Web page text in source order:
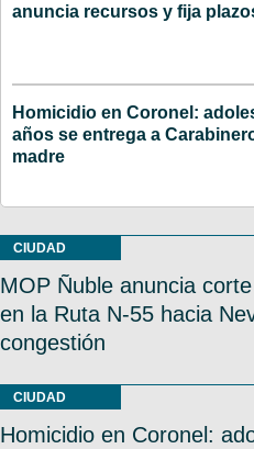
anuncia recursos y fija
Homicidio en Coronel:
años se entrega a
madre
CIUDAD
MOP Ñuble anuncia
en la Ruta N-55 hacia
congestión
CIUDAD
Homicidio en Coronel: